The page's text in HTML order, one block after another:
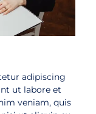
adipiscing
ut labore et
veniam, quis